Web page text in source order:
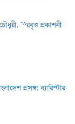
¯^রবৃত্ত প্রকাশনী
প্রসঙ্গ; ব্যারিস্টার